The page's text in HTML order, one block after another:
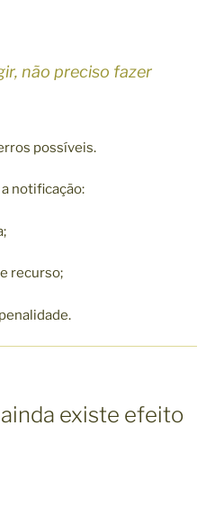
não preciso fazer
possíveis.
notificação:
recurso;
existe efeito